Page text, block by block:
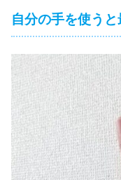
自分の手を使うと